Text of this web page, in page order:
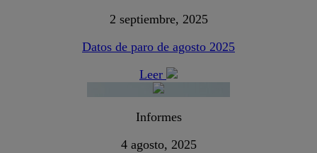
2 septiembre, 2025
Datos de paro de agosto 2025
Leer
Informes
4 agosto, 2025